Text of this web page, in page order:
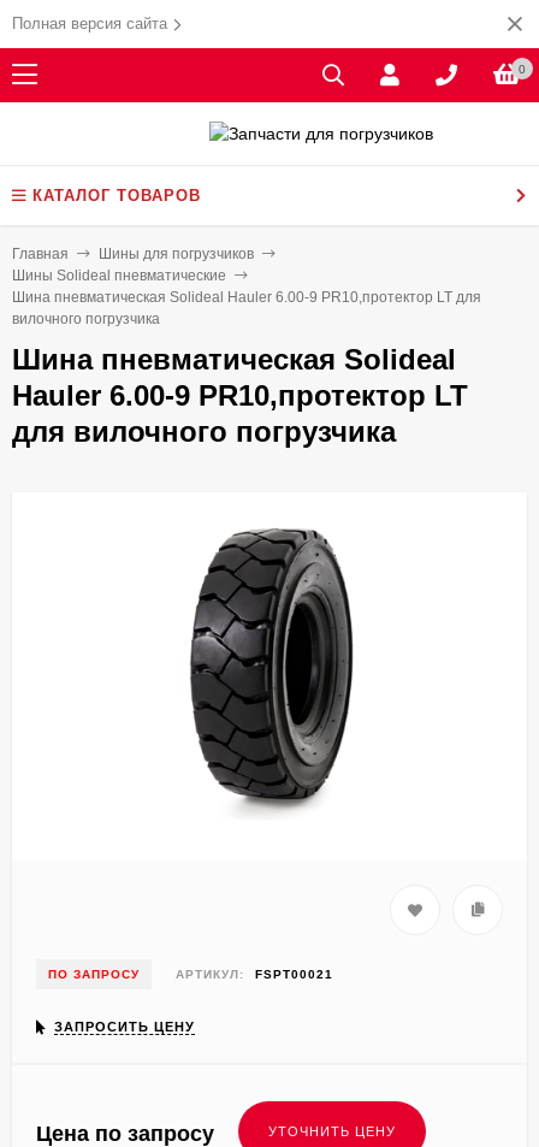
Полная версия сайта
0
КАТАЛОГ ТОВАРОВ
Главная
Шины для погрузчиков
Шины Solideal пневматические
Шина пневматическая Solideal Hauler 6.00-9 PR10,протектор LT для
вилочного погрузчика
Шина пневматическая Solideal
Hauler 6.00-9 PR10,протектор LT
для вилочного погрузчика
ПО ЗАПРОСУ АРТИКУЛ: FSPT00021
ЗАПРОСИТЬ ЦЕНУ
Цена по запросу